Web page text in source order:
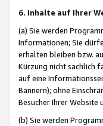
6. Inhalte auf Ihrer
(a) Sie werden
Informationen; Sie
erhalten bleiben bzw.
Kürzung nicht sachlich
auf eine
Bannern); ohne
Besucher Ihrer Website
(b) Sie werden